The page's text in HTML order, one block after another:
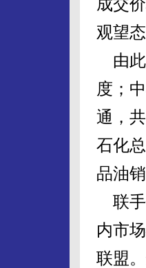
成交
观望态
由此
度；
通，
石化
品油
联手
内市
联盟